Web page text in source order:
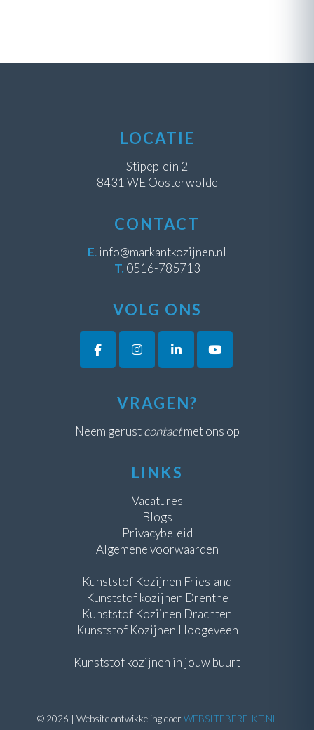
LOCATIE
Stipeplein 2
8431 WE Oosterwolde
CONTACT
E.info@markantkozijnen.nl
T. 0516-785713
VOLG ONS
VRAGEN?
Neem gerustcontactmet ons op
LINKS
Vacatures
Blogs
Privacybeleid
Algemene voorwaarden
Kunststof Kozijnen Friesland
Kunststof kozijnen Drenthe
Kunststof Kozijnen Drachten
Kunststof Kozijnen Hoogeveen
Kunststof kozijnen in jouw buurt
© 2026 | Website ontwikkeling door WEBSITEBEREIKT.NL